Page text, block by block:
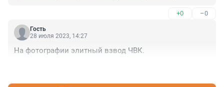
+0 –0
Гость
28 июля 2023, 14:27
На фотографии элитный взвод ЧВК.